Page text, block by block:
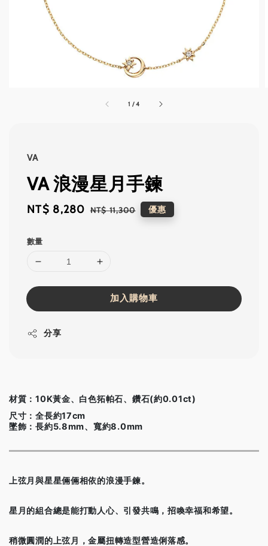
1 /4
VA
VA 浪漫星月手鍊
Sale
NT$ 8,280 Regular
NT$ 11,300 優惠
數量
加入購物車
分享
材質：10K黃金、白色拓帕石、鑽石(約0.01ct)
尺寸：全長約17cm
墜飾：長約5.8mm、寬約8.0mm
上弦月與星星倆倆相依的浪漫手鍊。
星月的組合總是能打動人心、引發共鳴，招喚幸福和希望。
稍微圓潤的上弦月，金屬扭轉造型營造俐落感。